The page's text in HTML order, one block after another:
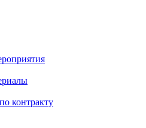
контракту